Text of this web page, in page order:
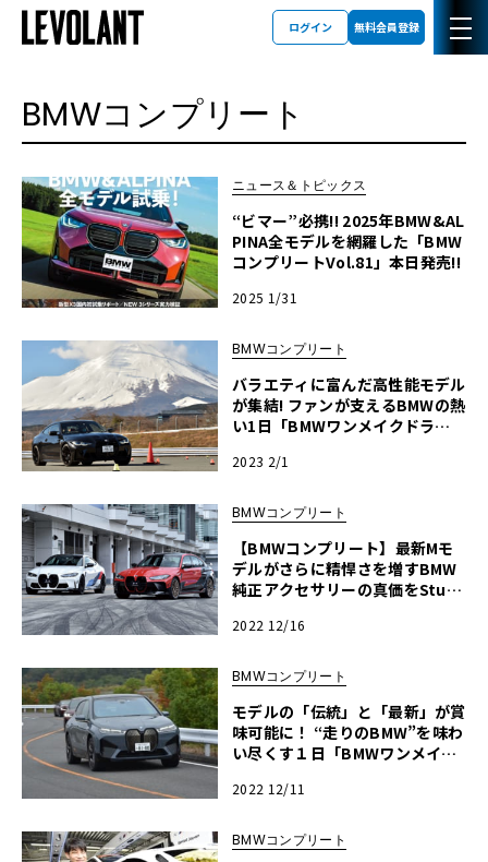
ログイン 無料会員登録
BMWコンプリート
ニュース＆トピックス
“ビマー”必携!! 2025年BMW&AL
PINA全モデルを網羅した「BMW
コンプリートVol.81」本日発売!!
2025 1/31
BMWコンプリート
バラエティに富んだ高性能モデル
が集結! ファンが支えるBMWの熱
い1日「BMWワンメイクドライ
トレポート
2023 2/1
BMWコンプリート
【BMWコンプリート】最新Mモ
デルがさらに精悍さを増すBMW
純正アクセサリーの真価をStudi
いてみた
2022 12/16
BMWコンプリート
モデルの「伝統」と「最新」が賞
味可能に！ “走りのBMW”を味わ
い尽くす１日「BMWワンメイ
2022 12/11
BMWコンプリート